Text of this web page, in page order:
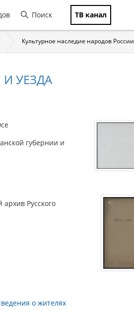
Поиск ТВ канал
Культурное наследие народов России
УЕЗДА
губернии и
Русского
о жителях